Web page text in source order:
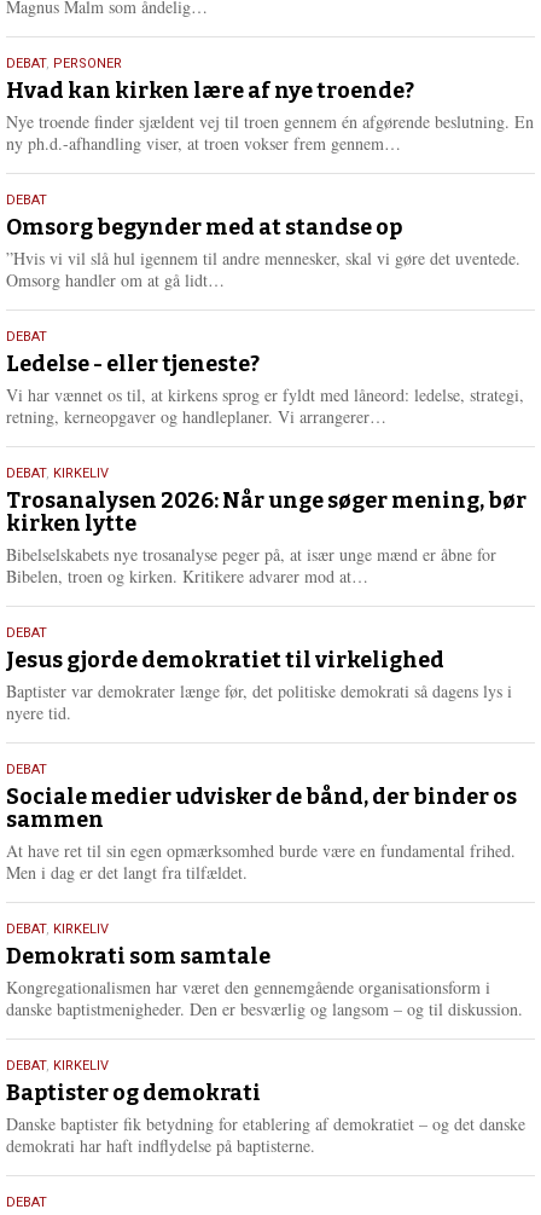
Magnus Malm som åndelig…
e
r
e
25.
juli
2026
DEBAT, PERSONER
Hvad kan kirken lære af nye troende?
Nye troende finder sjældent vej til troen gennem én afgørende beslutning. En
ny ph.d.-afhandling viser, at troen vokser frem gennem…
e
r
e
9.
juli
2026
DEBAT
Omsorg begynder med at standse op
”Hvis vi vil slå hul igennem til andre mennesker, skal vi gøre det uventede.
Omsorg handler om at gå lidt…
e
r
e
10.
juni
2026
DEBAT
Ledelse - eller tjeneste?
Vi har vænnet os til, at kirkens sprog er fyldt med låneord: ledelse, strategi,
retning, kerneopgaver og handleplaner. Vi arrangerer…
e
2.
juni
2026
DEBAT, KIRKELIV
Trosanalysen 2026: Når unge søger mening, bør
kirken lytte
Bibelselskabets nye trosanalyse peger på, at især unge mænd er åbne for
Bibelen, troen og kirken. Kritikere advarer mod at…
e
r
18.
maj
2026
DEBAT
Jesus gjorde demokratiet til virkelighed
Baptister var demokrater længe før, det politiske demokrati så dagens lys i
nyere tid.
18.
maj
2026
DEBAT
Sociale medier udvisker de bånd, der binder os
sammen
At have ret til sin egen opmærksomhed burde være en fundamental frihed.
Men i dag er det langt fra tilfældet.
18.
maj
2026
DEBAT, KIRKELIV
Demokrati som samtale
Kongregationalismen har været den gennemgående organisationsform i
danske baptistmenigheder. Den er besværlig og langsom – og til diskussion.
18.
maj
2026
DEBAT, KIRKELIV
Baptister og demokrati
Danske baptister fik betydning for etablering af demokratiet – og det danske
demokrati har haft indflydelse på baptisterne.
18.
DEBAT